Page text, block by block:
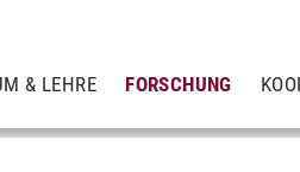
& LEHRE FORSCHUNG